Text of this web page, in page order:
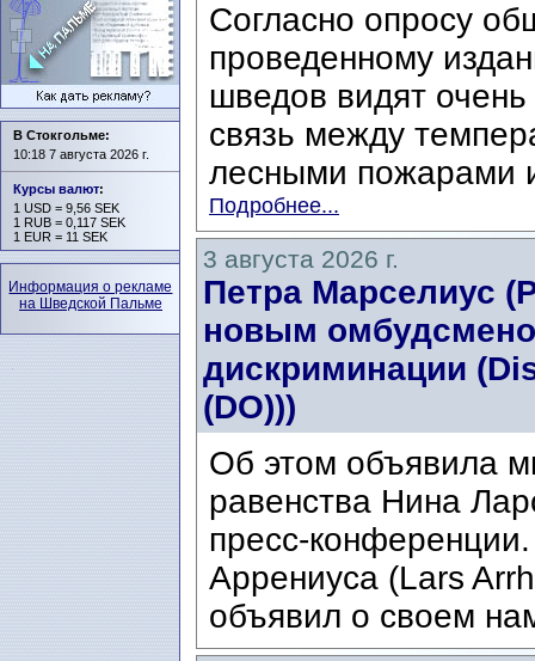
Согласно опросу
проведенному
шведов видят
связь между
лесными пожарами
Подробнее...
3 августа 2026 г.
Петра Марселиус
новым
дискриминации
(DO)))
Об этом объявила
равенства Нина
пресс-
Аррениуса (Lars
объявил о своем
В Стокгольме:
10:18 7 августа 2026 г.
Курсы валют:
1 USD = 9,56 SEK
1 RUB = 0,117 SEK
1 EUR = 11 SEK
Информация о рекламе
на Шведской Пальме